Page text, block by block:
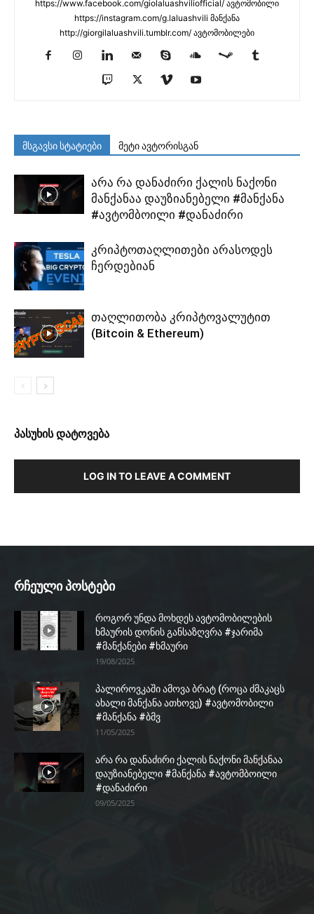
https://www.facebook.com/giolaluashviliofficial/ ავტომობილი
https://instagram.com/g.laluashvili მანქანა
http://giorgilaluashvili.tumblr.com/ ავტომობილები
მსგავსი სტატიები მეტი ავტორისგან
არა რა დანაძირი ქალის ნაქონი
მანქანაა დაუზიანებელი #მანქანა
#ავტომბოილი #დანაძირი
კრიპტოთაღლითები არასოდეს
ჩერდებიან
თაღლითობა კრიპტოვალუტით
(Bitcoin & Ethereum)
პასუხის დატოვება
LOG IN TO LEAVE A COMMENT
რჩეული პოსტები
როგორ უნდა მოხდეს ავტომობილების
ხმაურის დონის განსაზღვრა #ჯარიმა
#მანქანები #ხმაური
19/08/2025
პალიროვკაში ამოვა ბრატ (როცა ძმაკაცს
ახალი მანქანა ათხოვე) #ავტომობილი
#მანქანა #ბმვ
11/05/2025
არა რა დანაძირი ქალის ნაქონი მანქანაა
დაუზიანებელი #მანქანა #ავტომბოილი
#დანაძირი
09/05/2025